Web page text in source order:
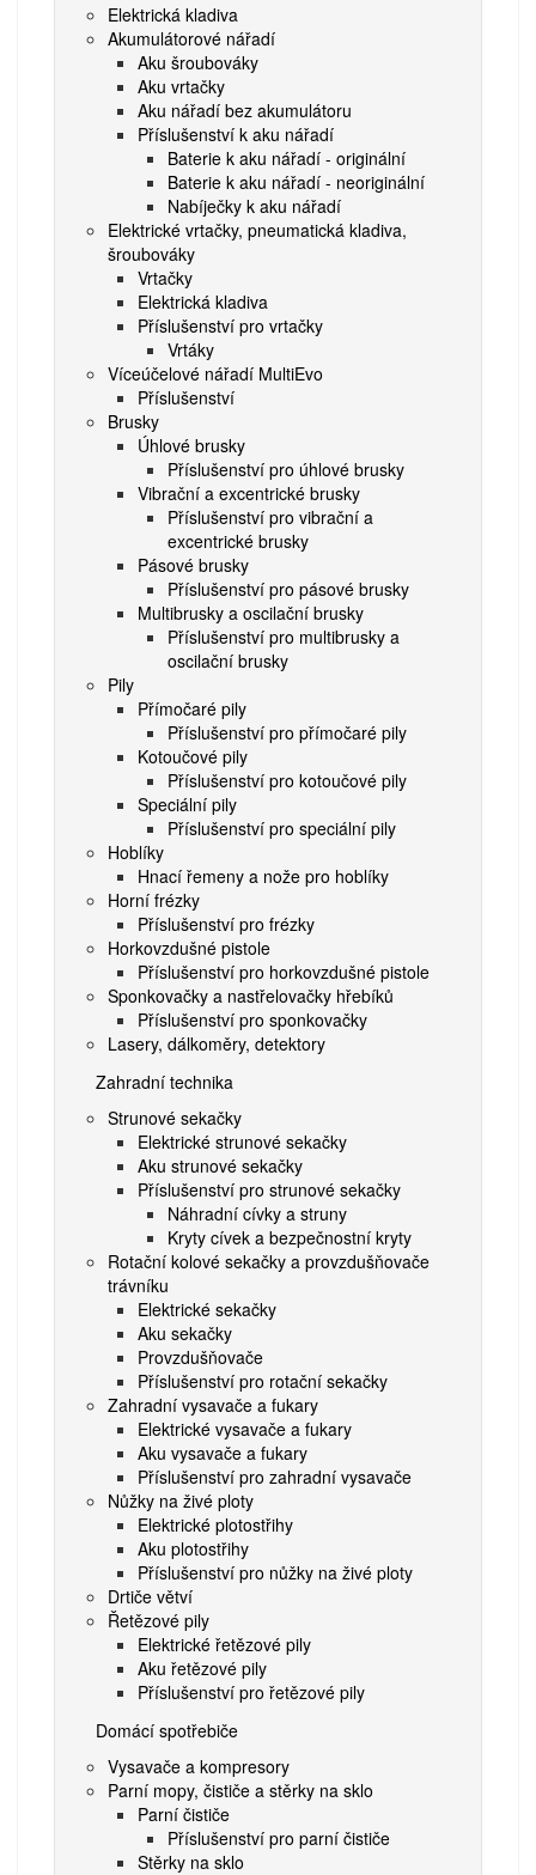
Elektrická kladiva
Akumulátorové nářadí
Aku šroubováky
Aku vrtačky
Aku nářadí bez akumulátoru
Příslušenství k aku nářadí
Baterie k aku nářadí - originální
Baterie k aku nářadí - neoriginální
Nabíječky k aku nářadí
Elektrické vrtačky, pneumatická kladiva,
šroubováky
Vrtačky
Elektrická kladiva
Příslušenství pro vrtačky
Vrtáky
Víceúčelové nářadí MultiEvo
Příslušenství
Brusky
Úhlové brusky
Příslušenství pro úhlové brusky
Vibrační a excentrické brusky
Příslušenství pro vibrační a
excentrické brusky
Pásové brusky
Příslušenství pro pásové brusky
Multibrusky a oscilační brusky
Příslušenství pro multibrusky a
oscilační brusky
Pily
Přímočaré pily
Příslušenství pro přímočaré pily
Kotoučové pily
Příslušenství pro kotoučové pily
Speciální pily
Příslušenství pro speciální pily
Hoblíky
Hnací řemeny a nože pro hoblíky
Horní frézky
Příslušenství pro frézky
Horkovzdušné pistole
Příslušenství pro horkovzdušné pistole
Sponkovačky a nastřelovačky hřebíků
Příslušenství pro sponkovačky
Lasery, dálkoměry, detektory
Zahradní technika
Strunové sekačky
Elektrické strunové sekačky
Aku strunové sekačky
Příslušenství pro strunové sekačky
Náhradní cívky a struny
Kryty cívek a bezpečnostní kryty
Rotační kolové sekačky a provzdušňovače
trávníku
Elektrické sekačky
Aku sekačky
Provzdušňovače
Příslušenství pro rotační sekačky
Zahradní vysavače a fukary
Elektrické vysavače a fukary
Aku vysavače a fukary
Příslušenství pro zahradní vysavače
Nůžky na živé ploty
Elektrické plotostřihy
Aku plotostřihy
Příslušenství pro nůžky na živé ploty
Drtiče větví
Řetězové pily
Elektrické řetězové pily
Aku řetězové pily
Příslušenství pro řetězové pily
Domácí spotřebiče
Vysavače a kompresory
Parní mopy, čističe a stěrky na sklo
Parní čističe
Příslušenství pro parní čističe
Stěrky na sklo